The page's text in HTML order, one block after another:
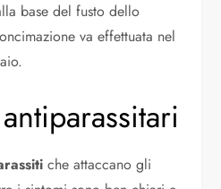
base del fusto dello
va effettuata nel
che attaccano gli